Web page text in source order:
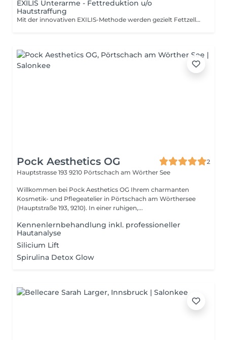
EXILIS Unterarme - Fettreduktion u/o
Hautstraffung
Mit der innovativen EXILIS-Methode werden gezielt Fettzellen reduziert und Problemzonen behandelt, gleichzeitig wird schwaches Bindegewebe gestärkt und lockere Haut effektiv gestrafft sanft, sicher und völlig non-invasiv. Die Kombination aus Radiofrequenz und Ultraschall sorgt dafür, dass Fettdepots durch kontrollierte Erwärmung der Fettzellen weggeschmolzen werden, während gleichzeitig die Haut gestrafft wird. Diese nicht-invasive Behandlung stimuliert die Kollagen- und Elastan-Bildung und verbessert die Hautstruktur, wodurch eine schlankere Silhouette und straffere Konturen erzielt werden. Der angeführte Preis bezieht sich auf eine einzelne Behandlung in einer Körperregion. Für ein nachhaltiges Ergebnis empfehlen wir in der Regel eine Kur von 6-8 Sitzungen, für die wir vorteilhafte Pakete zusammengestellt haben. Wenn mehrere Körperregionen in einer Serie behandelt werden, gestalten wir Ihr persönliches Behandlungskonzept entsprechend mit klaren zusätzlichen Preisvorteilen und abgestimmt auf Ihre Ziele. Wir beraten Sie dazu gerne individuell.
Pock Aesthetics OG
2
Hauptstrasse 193 9210 Pörtschach am Wörther See
Willkommen bei Pock Aesthetics OG Ihrem charmanten
Kosmetik- und Pflegeatelier in Pörtschach am Wörthersee
(Hauptstraße 193, 9210). In einer ruhigen,...
Kennenlernbehandlung inkl. professioneller
Hautanalyse
Silicium Lift
Spirulina Detox Glow